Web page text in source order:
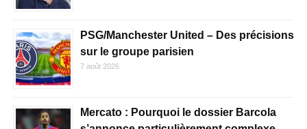
PSG/Manchester United – Des précisions
sur le groupe parisien
7 août 2026
Mercato : Pourquoi le dossier Barcola